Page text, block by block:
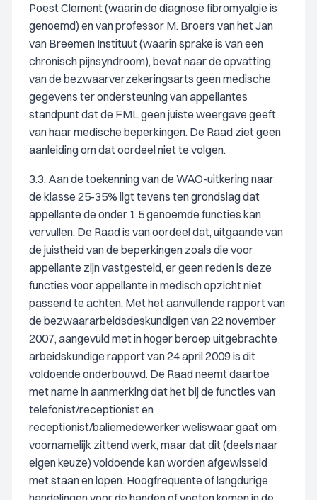
Poest Clement (waarin de diagnose fibromyalgie is
genoemd) en van professor M. Broers van het Jan
van Breemen Instituut (waarin sprake is van een
chronisch pijnsyndroom), bevat naar de opvatting
van de bezwaarverzekeringsarts geen medische
gegevens ter ondersteuning van appellantes
standpunt dat de FML geen juiste weergave geeft
van haar medische beperkingen. De Raad ziet geen
aanleiding om dat oordeel niet te volgen.
3.3. Aan de toekenning van de WAO-uitkering naar
de klasse 25-35% ligt tevens ten grondslag dat
appellante de onder 1.5 genoemde functies kan
vervullen. De Raad is van oordeel dat, uitgaande van
de juistheid van de beperkingen zoals die voor
appellante zijn vastgesteld, er geen reden is deze
functies voor appellante in medisch opzicht niet
passend te achten. Met het aanvullende rapport van
de bezwaararbeidsdeskundigen van 22 november
2007, aangevuld met in hoger beroep uitgebrachte
arbeidskundige rapport van 24 april 2009 is dit
voldoende onderbouwd. De Raad neemt daartoe
met name in aanmerking dat het bij de functies van
telefonist/receptionist en
receptionist/baliemedewerker weliswaar gaat om
voornamelijk zittend werk, maar dat dit (deels naar
eigen keuze) voldoende kan worden afgewisseld
met staan en lopen. Hoogfrequente of langdurige